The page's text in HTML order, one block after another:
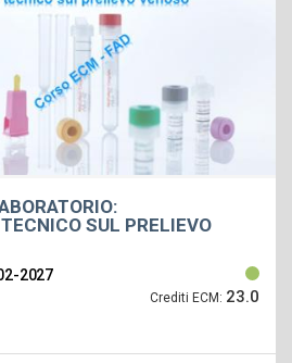
SUL PRELIEVO
2027
Crediti ECM: 23.0